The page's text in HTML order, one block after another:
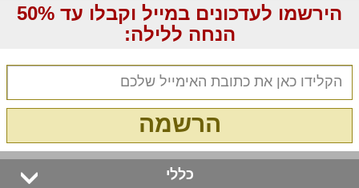
הירשמו לעדכונים במייל וקבלו עד 50%
הנחה ללילה:
הרשמה
כללי